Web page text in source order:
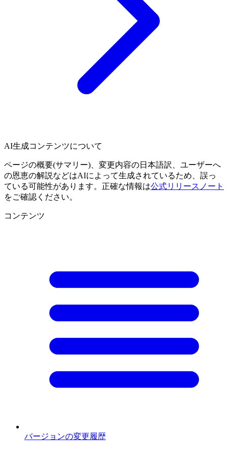
AI生成コンテンツについて
ページの概要(サマリー)、変更内容の日本語訳、ユーザーへ
の恩恵の解説などはAIによって生成されているため、誤っ
ている可能性があります。正確な情報は公式リリースノート
をご確認ください。
コンテンツ
バージョンの変更履歴